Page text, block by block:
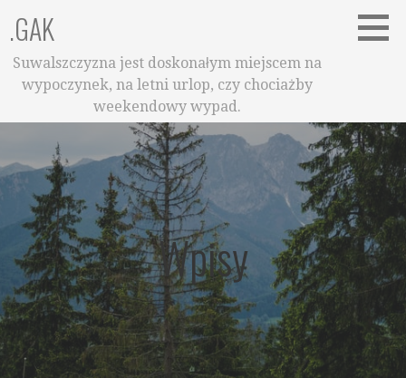
treści
.GAK
Suwalszczyzna jest doskonałym miejscem na
wypoczynek, na letni urlop, czy chociażby
weekendowy wypad.
Wpisy